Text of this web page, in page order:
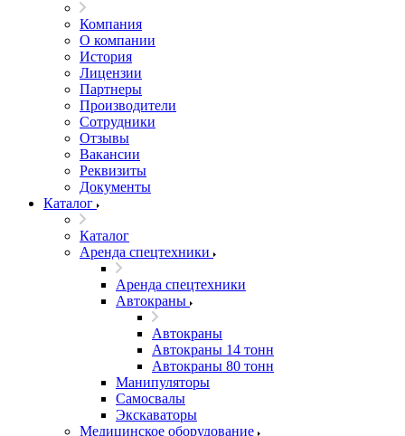
Компания
О компании
История
Лицензии
Партнеры
Производители
Сотрудники
Отзывы
Вакансии
Реквизиты
Документы
Каталог
Каталог
Аренда спецтехники
Аренда спецтехники
Автокраны
Автокраны
Автокраны 14 тонн
Автокраны 80 тонн
Манипуляторы
Самосвалы
Экскаваторы
Медицинское оборудование